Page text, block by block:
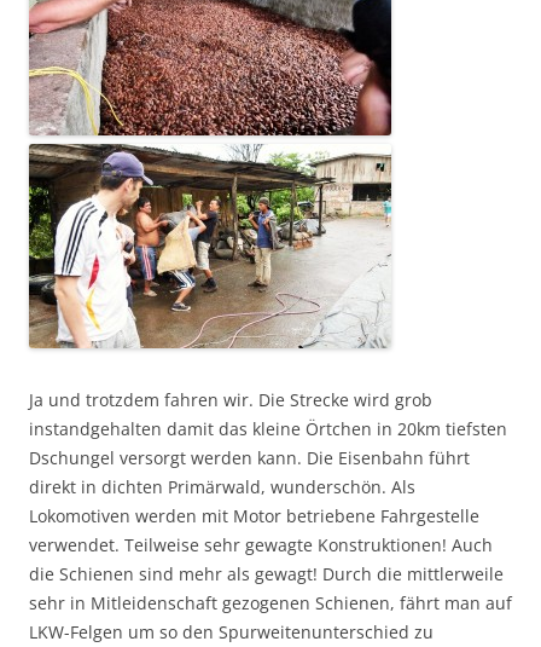
Ja und trotzdem fahren wir. Die Strecke wird grob
instandgehalten damit das kleine Örtchen in 20km tiefsten
Dschungel versorgt werden kann. Die Eisenbahn führt
direkt in dichten Primärwald, wunderschön. Als
Lokomotiven werden mit Motor betriebene Fahrgestelle
verwendet. Teilweise sehr gewagte Konstruktionen! Auch
die Schienen sind mehr als gewagt! Durch die mittlerweile
sehr in Mitleidenschaft gezogenen Schienen, fährt man auf
LKW-Felgen um so den Spurweitenunterschied zu